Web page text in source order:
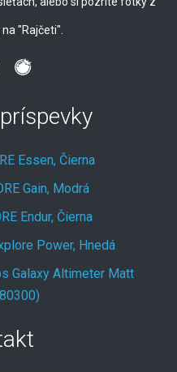
"Rajčeti".
Essen, Čierna
Gain, Modrá
Endur, Čierna
Power, Hnedá
Galaxy Altimeter Matt